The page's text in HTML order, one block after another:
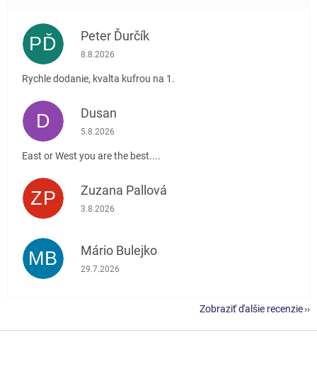
PĎ Peter Ďurčík
Hodnotenie obchodu je 5 z 5 hviezdičiek.
8.8.2026
Rychle dodanie, kvalta kufrou na 1.
D Dusan
Hodnotenie obchodu je 5 z 5 hviezdičiek.
5.8.2026
East or West you are the best....
ZP Zuzana Pallová
Hodnotenie obchodu je 5 z 5 hviezdičiek.
3.8.2026
MB Mário Bulejko
Hodnotenie obchodu je 5 z 5 hviezdičiek.
29.7.2026
Zobraziť ďalšie recenzie